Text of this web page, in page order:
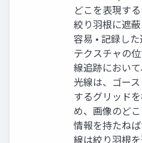
どこを表現す
絞り羽根に遮
容易 • 記録し
テクスチャの
線追跡におい
光線は、ゴー
するグリッド
め、画像のど
情報を持たね
線は絞り羽根